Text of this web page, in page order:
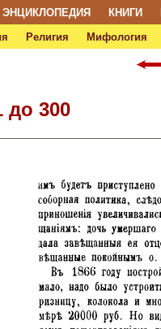
ЭНЦИКЛОПЕДИЯ КНИГИ
Религия Мифология
до 300